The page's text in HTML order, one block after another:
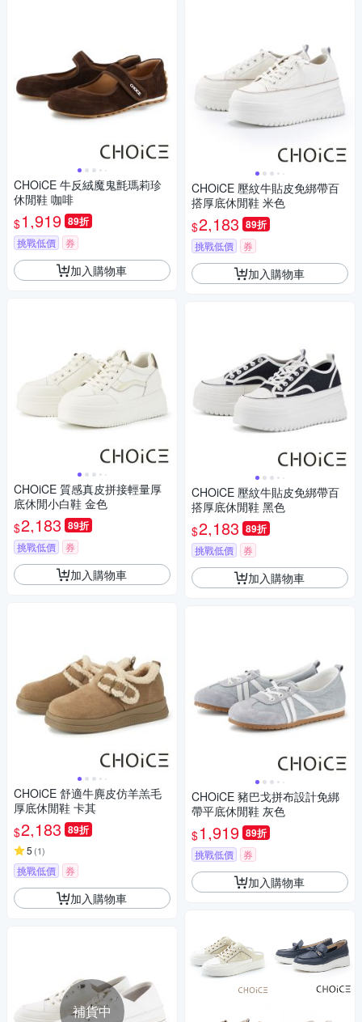
CHOiCE 牛反絨魔鬼氈瑪莉珍
休閒鞋 咖啡
$1,919 89折
挑戰低價 券
加入購物車
CHOiCE 質感真皮拼接輕量厚
底休閒小白鞋 金色
$2,183 89折
挑戰低價 券
加入購物車
CHOiCE 舒適牛麂皮仿羊羔毛
厚底休閒鞋 卡其
$2,183 89折
5 (1)
挑戰低價 券
加入購物車
補貨中
CHOiCE 壓紋牛貼皮免綁帶百
搭厚底休閒鞋 米色
$2,183 89折
挑戰低價 券
加入購物車
CHOiCE 壓紋牛貼皮免綁帶百
搭厚底休閒鞋 黑色
$2,183 89折
挑戰低價 券
加入購物車
CHOiCE 豬巴戈拼布設計免綁
帶平底休閒鞋 灰色
$1,919 89折
挑戰低價 券
加入購物車